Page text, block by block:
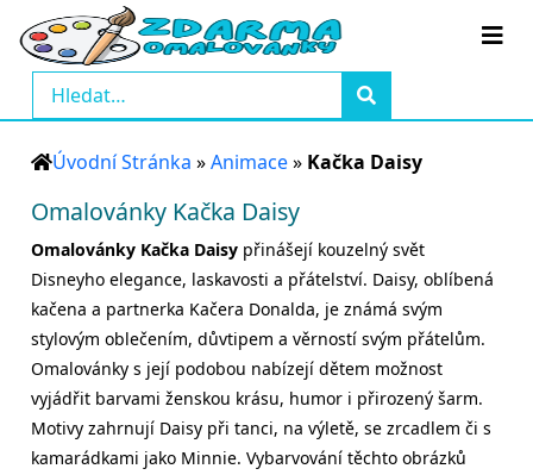
Úvodní Stránka »Animace» Kačka Daisy
Omalovánky Kačka Daisy
Omalovánky Kačka Daisy přinášejí kouzelný svět
Disneyho elegance, laskavosti a přátelství. Daisy, oblíbená
kačena a partnerka Kačera Donalda, je známá svým
stylovým oblečením, důvtipem a věrností svým přátelům.
Omalovánky s její podobou nabízejí dětem možnost
vyjádřit barvami ženskou krásu, humor i přirozený šarm.
Motivy zahrnují Daisy při tanci, na výletě, se zrcadlem či s
kamarádkami jako Minnie. Vybarvování těchto obrázků